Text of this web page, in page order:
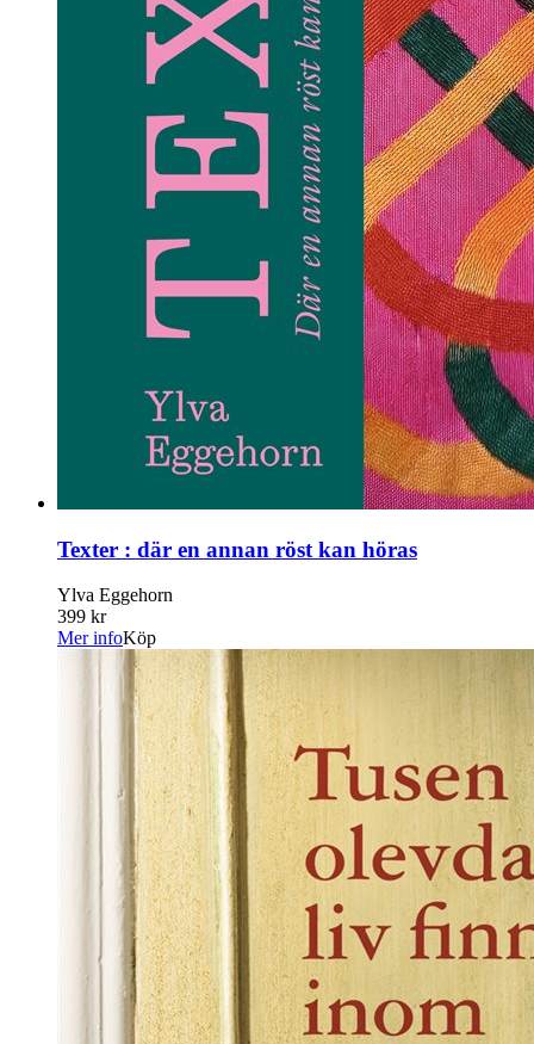
Texter : där en annan röst kan höras
Ylva Eggehorn
399 kr
Mer infoKöp